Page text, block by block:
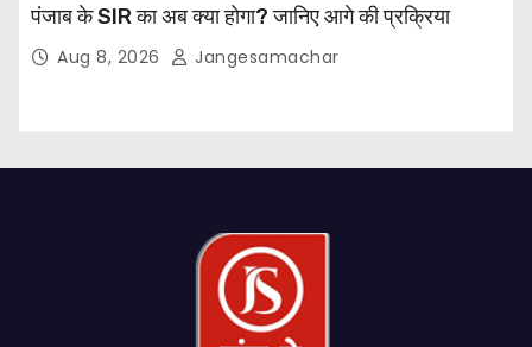
पंजाब के SIR का अब क्या होगा? जानिए आगे की प्रक्रिया
Aug 8, 2026 Jangesamachar